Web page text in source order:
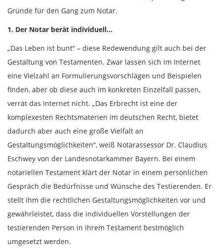
Gründe für den Gang zum Notar.
1. Der Notar berät individuell…
„Das Leben ist bunt“ – diese Redewendung gilt auch bei der
Gestaltung von Testamenten. Zwar lassen sich im Internet
eine Vielzahl an Formulierungsvorschlägen und Beispielen
finden, aber ob diese auch im konkreten Einzelfall passen,
verrät das Internet nicht. „Das Erbrecht ist eine der
komplexesten Rechtsmaterien im deutschen Recht, bietet
dadurch aber auch eine große Vielfalt an
Gestaltungsmöglichkeiten“, weiß Notarassessor Dr. Claudius
Eschwey von der Landesnotarkammer Bayern. Bei einem
notariellen Testament klärt der Notar in einem persönlichen
Gespräch die Bedürfnisse und Wünsche des Testierenden. Er
stellt ihm die rechtlichen Gestaltungsmöglichkeiten vor und
gewährleistet, dass die individuellen Vorstellungen der
testierenden Person in ihrem Testament bestmöglich
umgesetzt werden.